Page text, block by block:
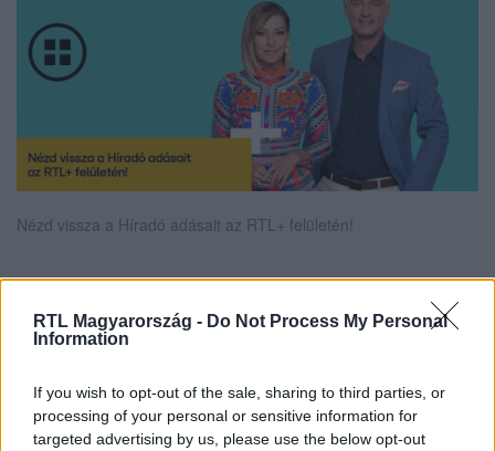
RTL Magyarország - Do Not Process My Personal
Information
If you wish to opt-out of the sale, sharing to third parties, or
processing of your personal or sensitive information for
targeted advertising by us, please use the below opt-out
Nézd vissza a Híradó adásait az RTL+ felületén!
Itt állítsd be, hogy az RTL.hu az elsők között
legyen a Google-találatokban!